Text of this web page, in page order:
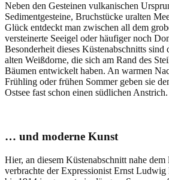
Neben den Gesteinen vulkanischen
Sedimentgesteine, Bruchstücke uralten
Glück entdeckt man zwischen all dem
versteinerte Seeigel oder häufiger noch
Besonderheit dieses Küstenabschnitts
alten Weißdorne, die sich am Rand des
Bäumen entwickelt haben. An warmen
Frühling oder frühen Sommer geben sie
Ostsee fast schon einen südlichen Anstrich.
… und moderne Kunst
Hier, an diesem Küstenabschnitt nahe
verbrachte der Expressionist Ernst